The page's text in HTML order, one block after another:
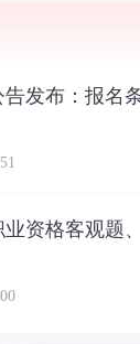
告发布：报名
业资格客观题